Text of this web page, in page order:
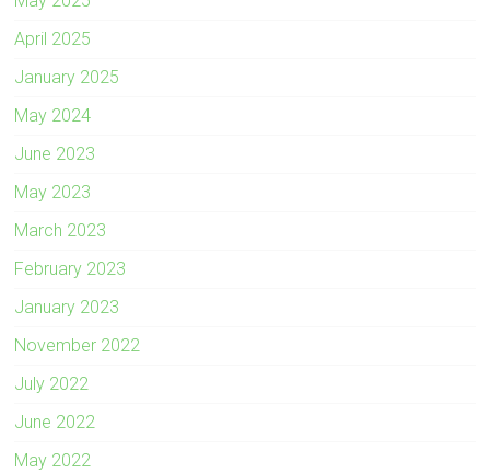
April 2025
January 2025
May 2024
June 2023
May 2023
March 2023
February 2023
January 2023
November 2022
July 2022
June 2022
May 2022